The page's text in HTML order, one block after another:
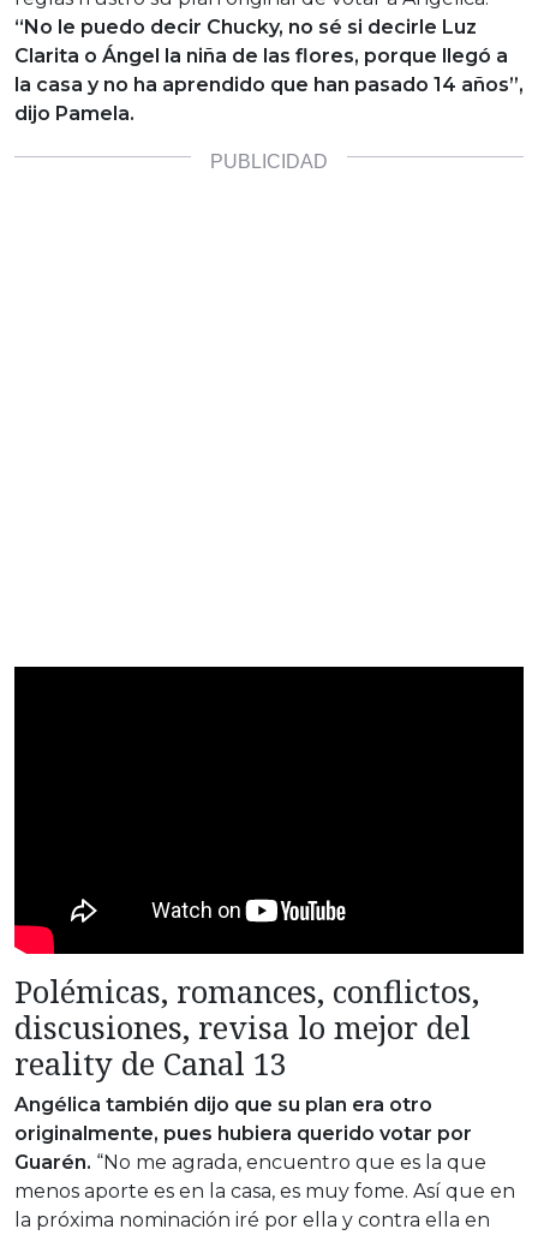
“No le puedo decir Chucky, no sé si decirle Luz
Clarita o Ángel la niña de las flores, porque llegó a
la casa y no ha aprendido que han pasado 14 años”,
dijo Pamela.
Polémicas, romances, conflictos,
discusiones, revisa lo mejor del
reality de Canal 13
Angélica también dijo que su plan era otro
originalmente, pues hubiera querido votar por
Guarén. “No me agrada, encuentro que es la que
menos aporte es en la casa, es muy fome. Así que en
la próxima nominación iré por ella y contra ella en